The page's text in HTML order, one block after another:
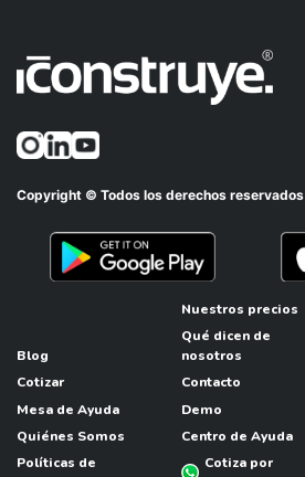
Copyright © Todos los derechos reservados
Blog
Cotizar
Mesa de Ayuda
Quiénes Somos
Políticas de
Nuestros precios
Qué dicen de
nosotros
Contacto
Demo
Centro de Ayuda
Cotiza por